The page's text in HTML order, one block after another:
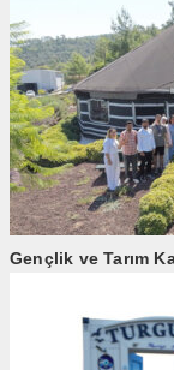
Gençlik ve Tarım